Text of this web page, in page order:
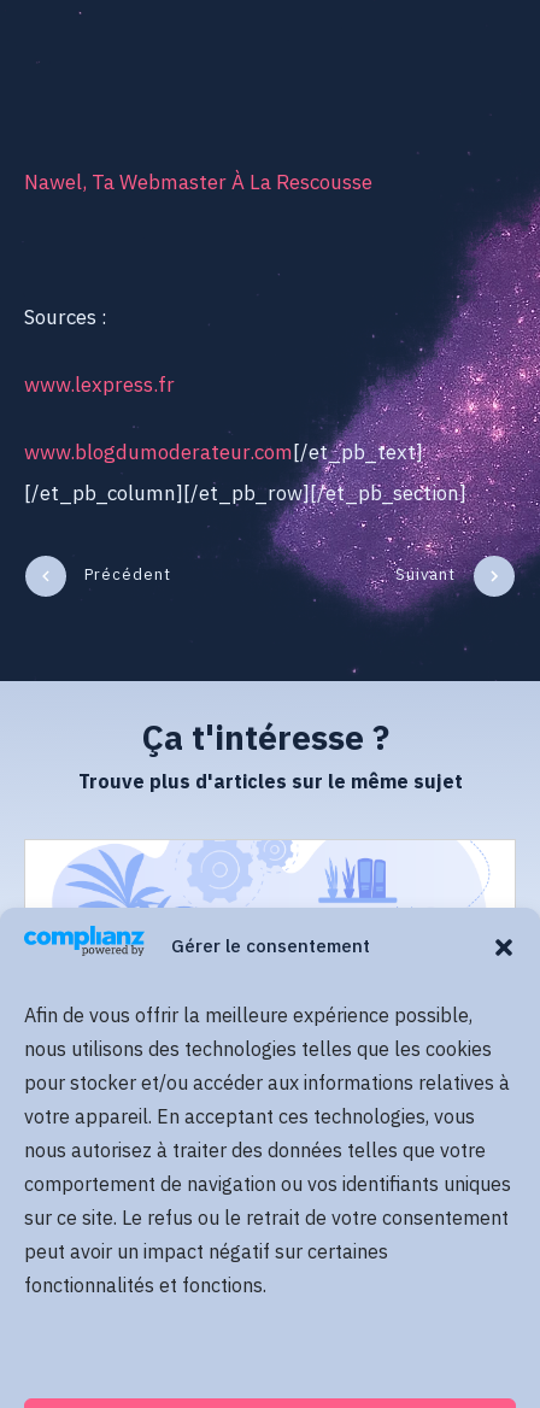
Gérer le consentement
Afin de vous offrir la meilleure expérience possible,
nous utilisons des technologies telles que les cookies
pour stocker et/ou accéder aux informations relatives à
votre appareil. En acceptant ces technologies, vous
nous autorisez à traiter des données telles que votre
comportement de navigation ou vos identifiants uniques
sur ce site. Le refus ou le retrait de votre consentement
peut avoir un impact négatif sur certaines
fonctionnalités et fonctions.
Nawel, Ta Webmaster À La Rescousse
Sources :
www.lexpress.fr
www.blogdumoderateur.com[/et_pb_text]
[/et_pb_column][/et_pb_row][/et_pb_section]
Précédent Suivant
Ça t'intéresse ?
Trouve plus d'articles sur le même sujet
Lire plus
Lire plus